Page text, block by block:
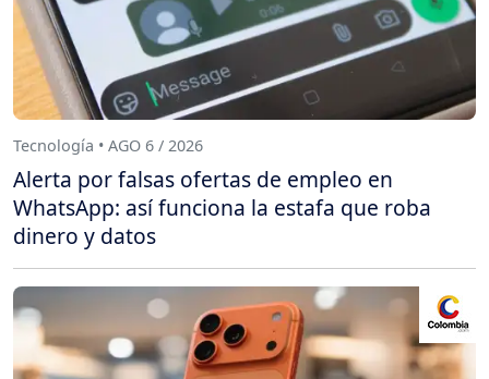
Tecnología • AGO 6 / 2026
Alerta por falsas ofertas de empleo en
WhatsApp: así funciona la estafa que roba
dinero y datos